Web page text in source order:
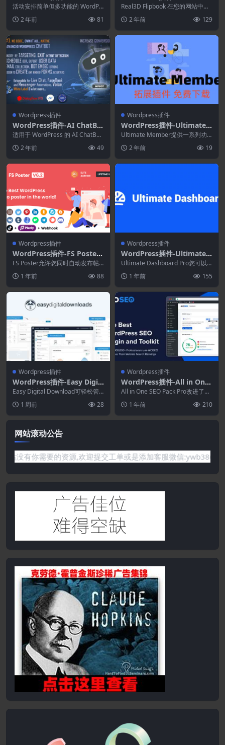
edule 2.7.0–WordPress活
动日历插件
活动安排简单但多功能的 WordPr
程或活动。...
2 年前 81
pBook WordPress Plugin
4.6.6
Real3D Flipbook 在您的网站中将
2 年前 129
Wordpress插件
WordPress插件-AI ChatBo
t Addonss(AI ChatBot wit
h ChatGPT拓展)
适用于 WordPress 的 AI ChatBot
2 年前 49
Wordpress插件
WordPress插件-Ultimate
Member–Friends 2.2.7(Ulti
mate Member拓展)-会员W
ordPress插件
Ultimate Member提供一系列功
录、用户注...
2 年前 19
Wordpress插件
WordPress插件-FS Poster
8.0.2–WordPress社交自动
海报和帖子调度程序
FS Poster允许您同时自动发布帖
交网络。社...
1 年前 88
Wordpress插件
WordPress插件-Ultimate
Dashboard Pro 3.11.0-自定
义WordPress仪表板插件
Ultimate Dashboard Pro您可以
1 年前 155
Wordpress插件
WordPress插件-Easy Digit
al Downloads 3.6.9.1+Add
ons
Easy Digital Download可轻松管
理其商店并销售从电子书到 Wo...
1 周前 28
Wordpress插件
WordPress插件-All in One
SEO Pack Pro 4.8.3.2-Wor
dPress SEO插件
All in One SEO Pack Pro改进了最
流行的WordPress ...
1 年前 210
网站滚动公告
需要的资源,欢迎提交工单或是添加客服微信:ywb386获取帮助！